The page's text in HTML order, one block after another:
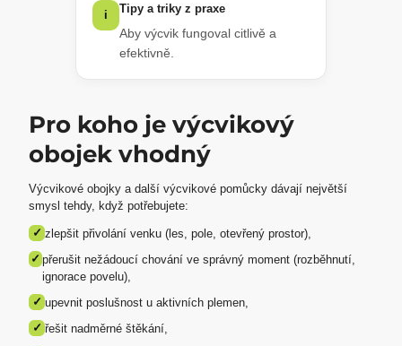
i Tipy a triky z praxe
Aby výcvik fungoval citlivě a
efektivně.
Pro koho je výcvikový
obojek vhodný
Výcvikové obojky a další výcvikové pomůcky dávají největší
smysl tehdy, když potřebujete:
✓ zlepšit přivolání venku (les, pole, otevřený prostor),
✓ přerušit nežádoucí chování ve správný moment (rozběhnutí,
ignorace povelu),
✓ upevnit poslušnost u aktivních plemen,
✓ řešit nadměrné štěkání,